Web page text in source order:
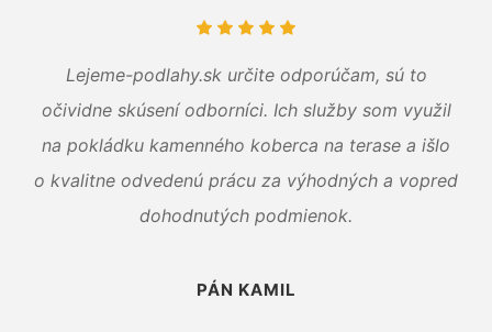
Lejeme-podlahy.sk určite odporúčam, sú to
očividne skúsení odborníci. Ich služby som využil
na pokládku kamenného koberca na terase a išlo
o kvalitne odvedenú prácu za výhodných a vopred
dohodnutých podmienok.
PÁN KAMIL